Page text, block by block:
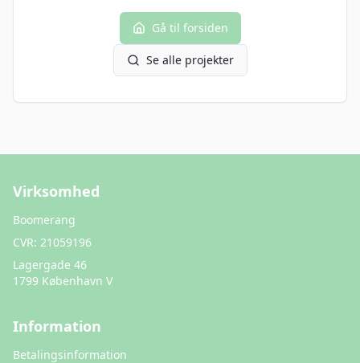
Gå til forsiden
Se alle projekter
Virksomhed
Boomerang
CVR: 21059196
Lagergade 46
1799 København V
Information
Betalingsinformation